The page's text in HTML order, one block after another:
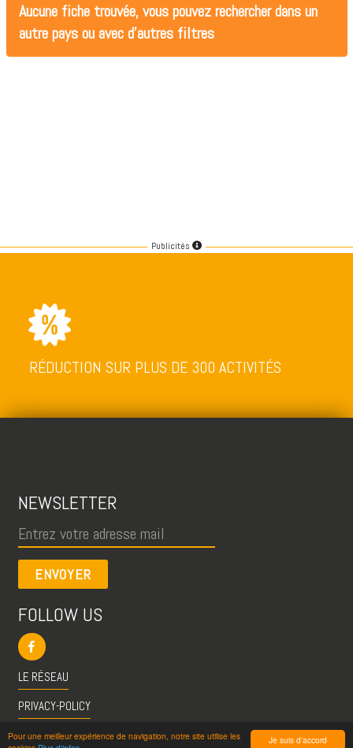
Je suis d'accord
Pour une meilleur expérience de navigation, notre site utilise les
Aucune fiche trouvée, vous pouvez rechercher dans un
autre pays ou avec d'autres filtres
Publicités
RÉDUCTION SUR PLUS DE 300 ACTIVITÉS
NEWSLETTER
ENVOYER
FOLLOW US
LE RÉSEAU
PRIVACY-POLICY
CGU